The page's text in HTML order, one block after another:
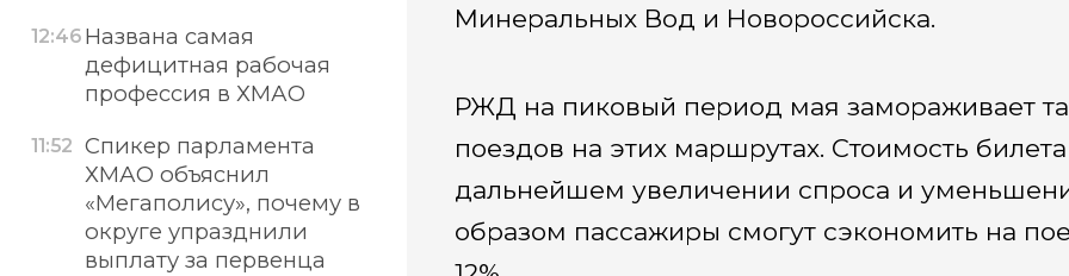
Минеральных Вод и Новороссийска.
РЖД на пиковый период мая замораживает
поездов на этих маршрутах. Стоимость
дальнейшем увеличении спроса и
образом пассажиры смогут сэкономить на
12:46 Названа самая
дефицитная рабочая
профессия в ХМАО
11:52 Спикер парламента
ХМАО объяснил
«Мегаполису», почему в
округе упразднили
выплату за первенца